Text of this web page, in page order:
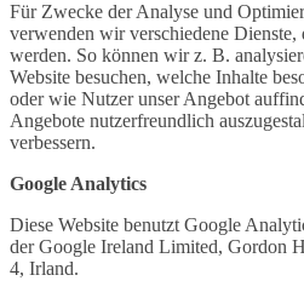
Für Zwecke der Analyse und
verwenden wir verschiedene
werden. So können wir z. B.
Website besuchen, welche Inhalte
oder wie Nutzer unser Angebot
Angebote nutzerfreundlich
verbessern.
Google Analytics
Diese Website benutzt Google
der Google Ireland Limited, Gordon
4, Irland.